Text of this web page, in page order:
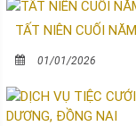
TẤT NIÊN CUỐI NĂM
01/01/2026